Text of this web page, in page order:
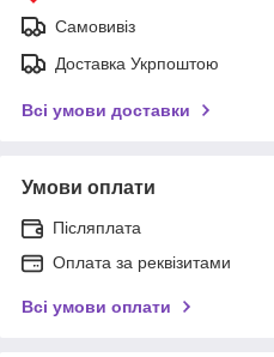
Самовивіз
Доставка Укрпоштою
Всі умови доставки
Умови оплати
Післяплата
Оплата за реквізитами
Всі умови оплати